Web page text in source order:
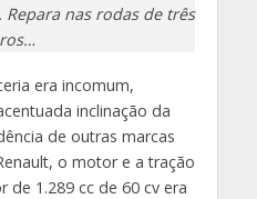
nas rodas de três
era incomum,
inclinação da
de outras marcas
o motor e a tração
de 1.289 cc de 60 cv era